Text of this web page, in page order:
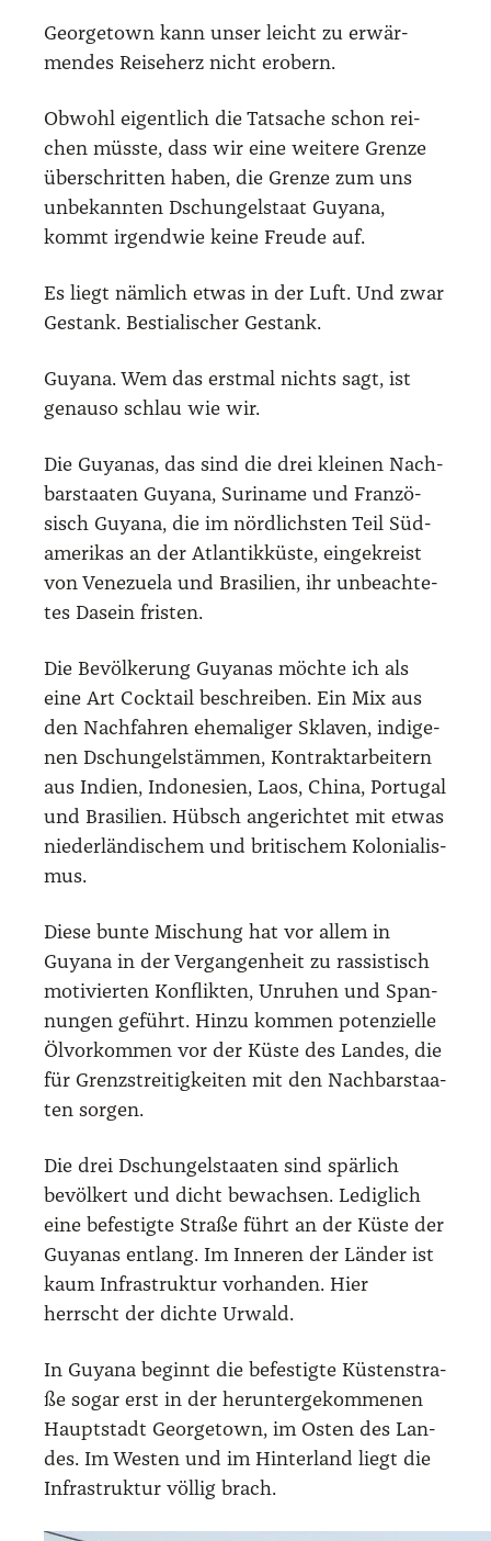
George­town kann unser leicht zu erwär­
men­des Rei­se­h­erz nicht erobern.
Obwohl eigent­lich die Tat­sa­che schon rei­
chen müss­te, dass wir eine wei­te­re Gren­ze
über­schrit­ten haben, die Gren­ze zum uns
unbe­kann­ten Dschun­gel­staat Guya­na,
kommt irgend­wie kei­ne Freu­de auf.
Es liegt näm­lich etwas in der Luft. Und zwar
Gestank. Bes­tia­li­scher Gestank.
Guya­na. Wem das erst­mal nichts sagt, ist
genau­so schlau wie wir.
Die Guya­nas, das sind die drei klei­nen Nach­
bar­staa­ten Guya­na, Suri­na­me und Fran­zö­
sisch Guya­na, die im nörd­lichs­ten Teil Süd­
ame­ri­kas an der Atlan­tik­küs­te, ein­ge­kreist
von Vene­zue­la und Bra­si­li­en, ihr unbe­ach­te­
tes Dasein fris­ten.
Die Bevöl­ke­rung Guya­nas möch­te ich als
eine Art Cock­tail beschrei­ben. Ein Mix aus
den Nach­fah­ren ehe­ma­li­ger Skla­ven, indi­ge­
nen Dschun­gel­stäm­men, Kon­trakt­ar­bei­tern
aus Indi­en, Indo­ne­si­en, Laos, Chi­na, Por­tu­gal
und Bra­si­li­en. Hübsch ange­rich­tet mit etwas
nie­der­län­di­schem und bri­ti­schem Kolo­nia­lis­
mus.
Die­se bun­te Mischung hat vor allem in
Guya­na in der Ver­gan­gen­heit zu ras­sis­tisch
moti­vier­ten Kon­flik­ten, Unru­hen und Span­
nun­gen geführt. Hin­zu kom­men poten­zi­el­le
Ölvor­kom­men vor der Küs­te des Lan­des, die
für Grenz­strei­tig­kei­ten mit den Nach­bar­staa­
ten sor­gen.
Die drei Dschun­gel­staa­ten sind spär­lich
bevöl­kert und dicht bewach­sen. Ledig­lich
eine befes­tig­te Stra­ße führt an der Küs­te der
Guya­nas ent­lang. Im Inne­ren der Län­der ist
kaum Infra­struk­tur vor­han­den. Hier
herrscht der dich­te Urwald.
In Guya­na beginnt die befes­tig­te Küs­ten­stra­
ße sogar erst in der her­un­ter­ge­kom­me­nen
Haupt­stadt George­town, im Osten des Lan­
des. Im Wes­ten und im Hin­ter­land liegt die
Infra­struk­tur völ­lig brach.